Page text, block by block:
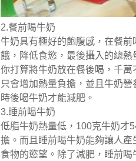
2.餐前喝牛奶
牛奶具有極好的飽腹感，在餐
餓，降低食慾，最後攝入的總
你打算將牛奶放在餐後喝，千
只會增加熱量負擔，並且牛奶
時後喝牛奶才能減肥。
3.睡前喝牛奶
低脂牛奶熱量低，100克牛奶才
擔。而且睡前喝牛奶能夠讓人
食物的慾望。除了減肥，睡前喝